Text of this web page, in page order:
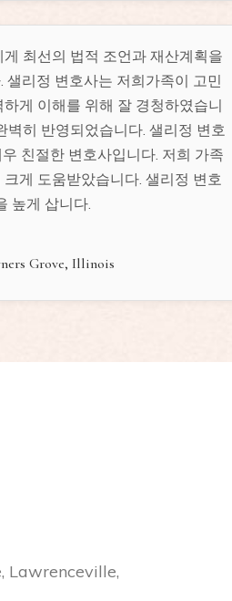
최선의 법적 조언과 재산계획을
리정 변호사는 저희가족이 고민
게 이해를 위해 잘 경청하였습니
벽히 반영되었습니다. 샐리정 변호
친절한 변호사입니다. 저희 가족
게 도움받았습니다. 샐리정 변호
높게 삽니다.
Grove, Illinois
Lawrenceville,